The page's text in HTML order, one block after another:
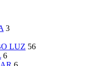
3
LUZ 56
6